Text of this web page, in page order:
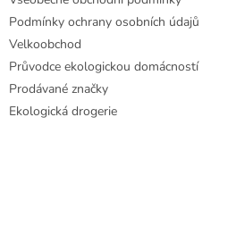
Podmínky ochrany osobních údajů
Velkoobchod
Průvodce ekologickou domácností
Prodávané značky
Ekologická drogerie